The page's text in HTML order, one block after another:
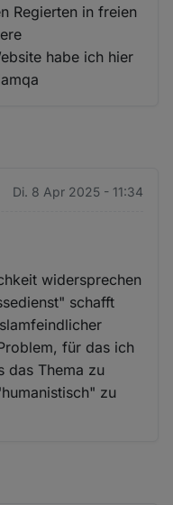
Regierten in freien
habe ich hier
Di. 8 Apr 2025 - 11:34
widersprechen
schafft
für das ich
das Thema zu
zu